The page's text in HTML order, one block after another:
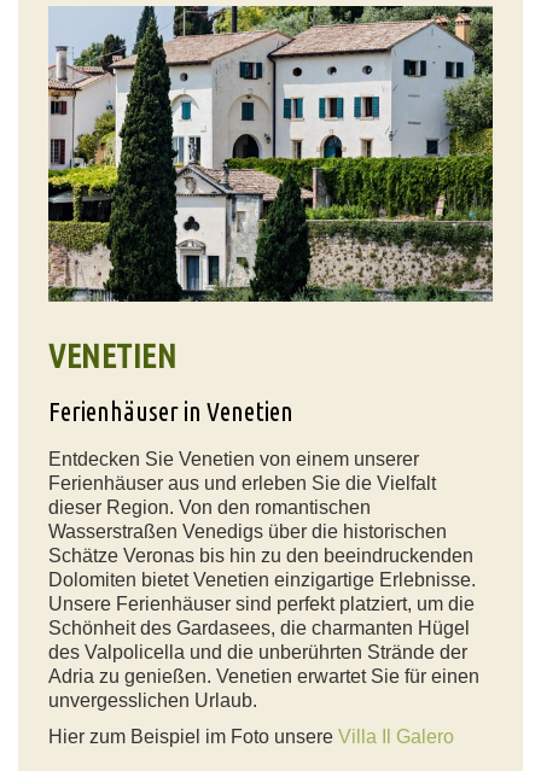
VENETIEN
Ferienhäuser in Venetien
Entdecken Sie Venetien von einem unserer
Ferienhäuser aus und erleben Sie die Vielfalt
dieser Region. Von den romantischen
Wasserstraßen Venedigs über die historischen
Schätze Veronas bis hin zu den beeindruckenden
Dolomiten bietet Venetien einzigartige Erlebnisse.
Unsere Ferienhäuser sind perfekt platziert, um die
Schönheit des Gardasees, die charmanten Hügel
des Valpolicella und die unberührten Strände der
Adria zu genießen. Venetien erwartet Sie für einen
unvergesslichen Urlaub.
Hier zum Beispiel im Foto unsere Villa Il Galero